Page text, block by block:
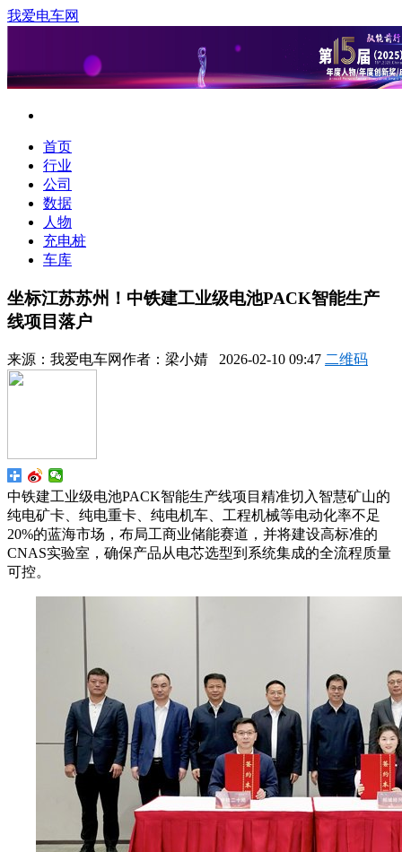
我爱电车网
首页
行业
公司
数据
人物
充电桩
车库
坐标江苏苏州！中铁建工业级电池PACK智能生产
线项目落户
来源： 我爱电车网作者： 梁小婧 2026-02-10 09:47 二维码
中铁建工业级电池PACK智能生产线项目精准切入智慧矿山的
纯电矿卡、纯电重卡、纯电机车、工程机械等电动化率不足
20%的蓝海市场，布局工商业储能赛道，并将建设高标准的
CNAS实验室，确保产品从电芯选型到系统集成的全流程质量
可控。